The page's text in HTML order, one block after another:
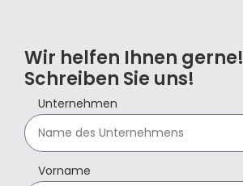
Wir helfen Ihnen gerne!
Schreiben Sie uns!
Unternehmen
Vorname